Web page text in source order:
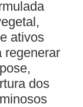
ativos
regenerar
dos